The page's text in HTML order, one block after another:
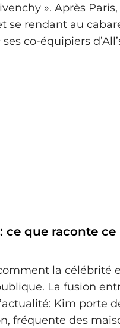
». Après
se rendant au
co‑équipiers
ce que raconte
la célébrité
La fusion
Kim porte
fréquente des